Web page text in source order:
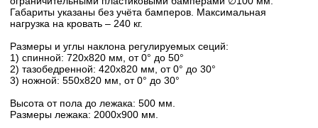
Габариты указаны без учёта бамперов. Максимальная
нагрузка на кровать – 240 кг.
Размеры и углы наклона регулируемых сеций:
1) спинной: 720х820 мм, от 0° до 50°
2) тазобедренной: 420х820 мм, от 0° до 30°
3) ножной: 550х820 мм, от 0° до 30°
Высота от пола до лежака: 500 мм.
Размеры лежака: 2000х900 мм.